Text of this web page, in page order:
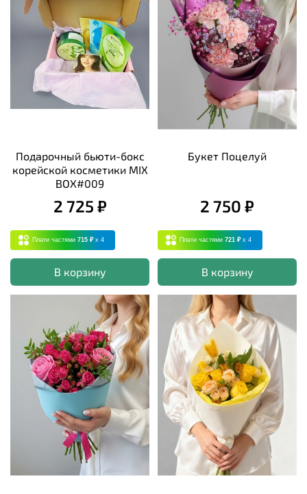
Подарочный бьюти-бокс
корейской косметики MIX
BOX#009
2 725 ₽
Плати частями 715 ₽ x 4
В корзину
Букет Поцелуй
2 750 ₽
Плати частями 721 ₽ x 4
В корзину